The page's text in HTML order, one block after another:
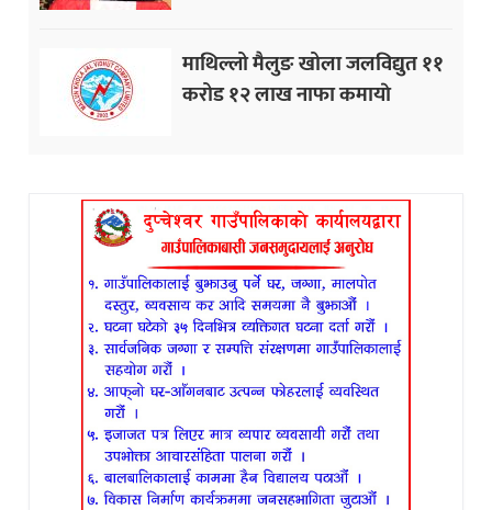
माथिल्लो मैलुङ खोला जलविद्युत ११
करोड १२ लाख नाफा कमायाे